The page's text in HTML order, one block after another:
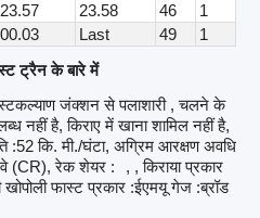
23.57 23.58 46
1
00.03 Last 49
1
ट्रैन के बारे में
जंक्शन से पलाशारी , चलने के
नहीं है, किराए में खाना शामिल नहीं है,
कि. मी./घंटा, अग्रिम आरक्षण अवधि
(CR), रेक शेयर :
, , किराया प्रकार
फास्ट प्रकार :ईएमयू गेज :ब्रॉड